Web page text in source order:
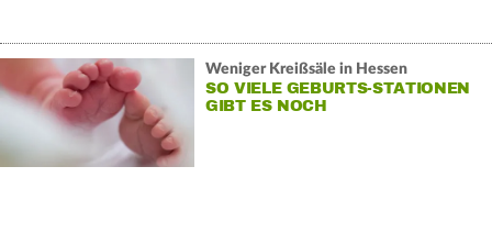
Weniger Kreißsäle in Hessen
SO VIELE GEBURTS-STATIONEN
GIBT ES NOCH